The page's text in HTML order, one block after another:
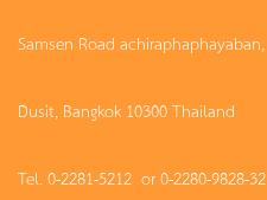
Samsen Road achiraphaphayaban,
Dusit, Bangkok 10300 Thailand
Tel. 0-2281-5212 or 0-2280-9828-32